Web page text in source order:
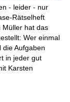
- leider - nur
Rätselheft
Müller hat das
Wer einmal
Aufgaben
in jeder gut
Karsten